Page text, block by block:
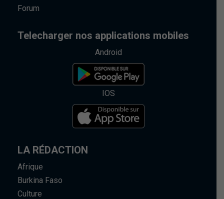
Forum
Telecharger nos applications mobiles
Android
IOS
LA RÉDACTION
Afrique
Burkina Faso
Culture